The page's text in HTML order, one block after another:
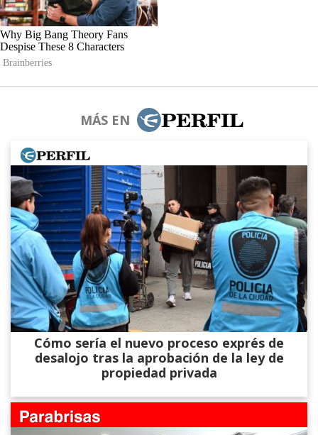
MÁS EN
Cómo sería el nuevo proceso exprés de
desalojo tras la aprobación de la ley de
propiedad privada